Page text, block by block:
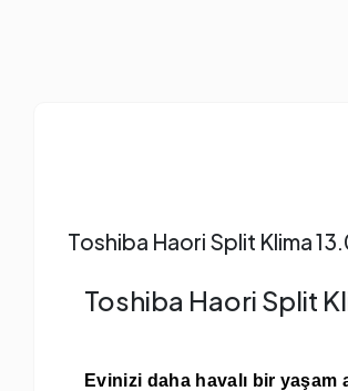
Toshiba Haori Split Klima
Toshiba Haori Split
Evinizi daha havalı bir yaşam